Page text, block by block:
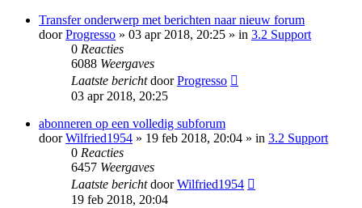
Transfer onderwerp met berichten naar nieuw forum
doorProgresso » 03 apr 2018, 20:25 » in 3.2 Support
0 Reacties
6088 Weergaves
Laatste berichtdoorProgresso
03 apr 2018, 20:25
abonneren op een volledig subforum
doorWilfried1954 » 19 feb 2018, 20:04 » in 3.2 Support
0 Reacties
6457 Weergaves
Laatste berichtdoorWilfried1954
19 feb 2018, 20:04